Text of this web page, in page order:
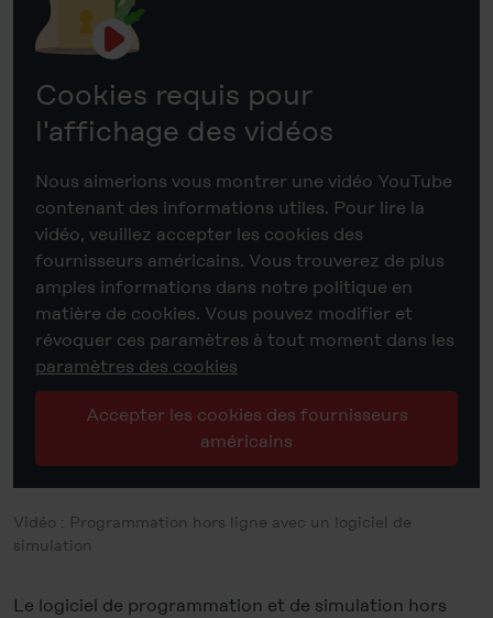
Cookies requis pour
l'affichage des vidéos
Nous aimerions vous montrer une vidéo YouTube
contenant des informations utiles. Pour lire la
vidéo, veuillez accepter les cookies des
fournisseurs américains. Vous trouverez de plus
amples informations dans notre politique en
matière de cookies. Vous pouvez modifier et
révoquer ces paramètres à tout moment dans les
paramètres des cookies
Accepter les cookies des fournisseurs
américains
Vidéo : Programmation hors ligne avec un logiciel de
simulation
Le logiciel de programmation et de simulation hors